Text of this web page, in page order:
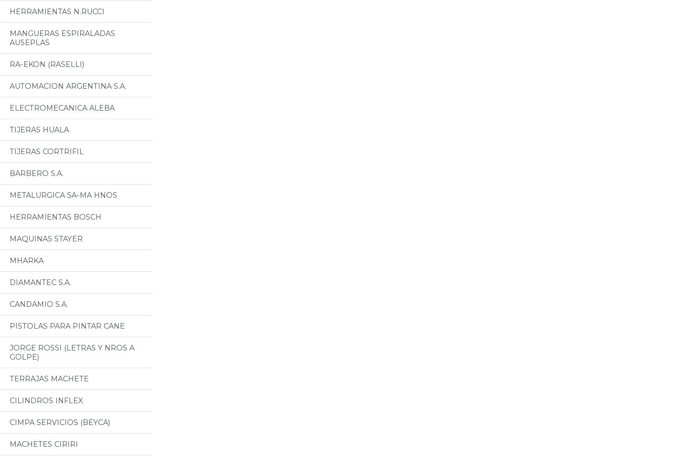
HERRAMIENTAS N.RUCCI
MANGUERAS ESPIRALADAS
AUSEPLAS
RA-EKON (RASELLI)
AUTOMACION ARGENTINA S.A.
ELECTROMECANICA ALEBA
TIJERAS HUALA
TIJERAS CORTRIFIL
BARBERO S.A.
METALURGICA SA-MA HNOS
HERRAMIENTAS BOSCH
MAQUINAS STAYER
MHARKA
DIAMANTEC S.A.
CANDAMIO S.A.
PISTOLAS PARA PINTAR CANE
JORGE ROSSI (LETRAS Y NROS A
GOLPE)
TERRAJAS MACHETE
CILINDROS INFLEX
CIMPA SERVICIOS (BEYCA)
MACHETES CIRIRI